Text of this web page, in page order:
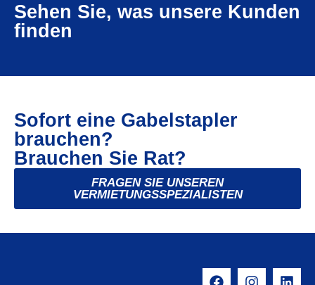
Sehen Sie, was unsere Kunden
finden
Sofort eine Gabelstapler
brauchen?
Brauchen Sie Rat?
FRAGEN SIE UNSEREN
VERMIETUNGSSPEZIALISTEN